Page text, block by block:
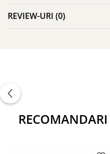
REVIEW-URI (0)
RECOMANDARI